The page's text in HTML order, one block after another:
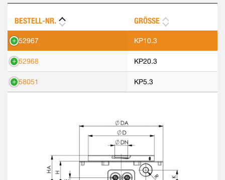
BESTELL-NR. GRÖSSE
552967 KP10.3
552968 KP20.3
558051 KP5.3